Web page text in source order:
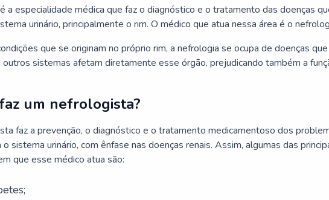
a especialidade médica que faz o diagnóstico e o tratamento das doenças
urinário, principalmente o rim. O médico que atua nessa área é o
que se originam no próprio rim, a nefrologia se ocupa de doenças que
sistemas afetam diretamente esse órgão, prejudicando também a
um nefrologista?
faz a prevenção, o diagnóstico e o tratamento medicamentoso dos
sistema urinário, com ênfase nas doenças renais. Assim, algumas das
que esse médico atua são: